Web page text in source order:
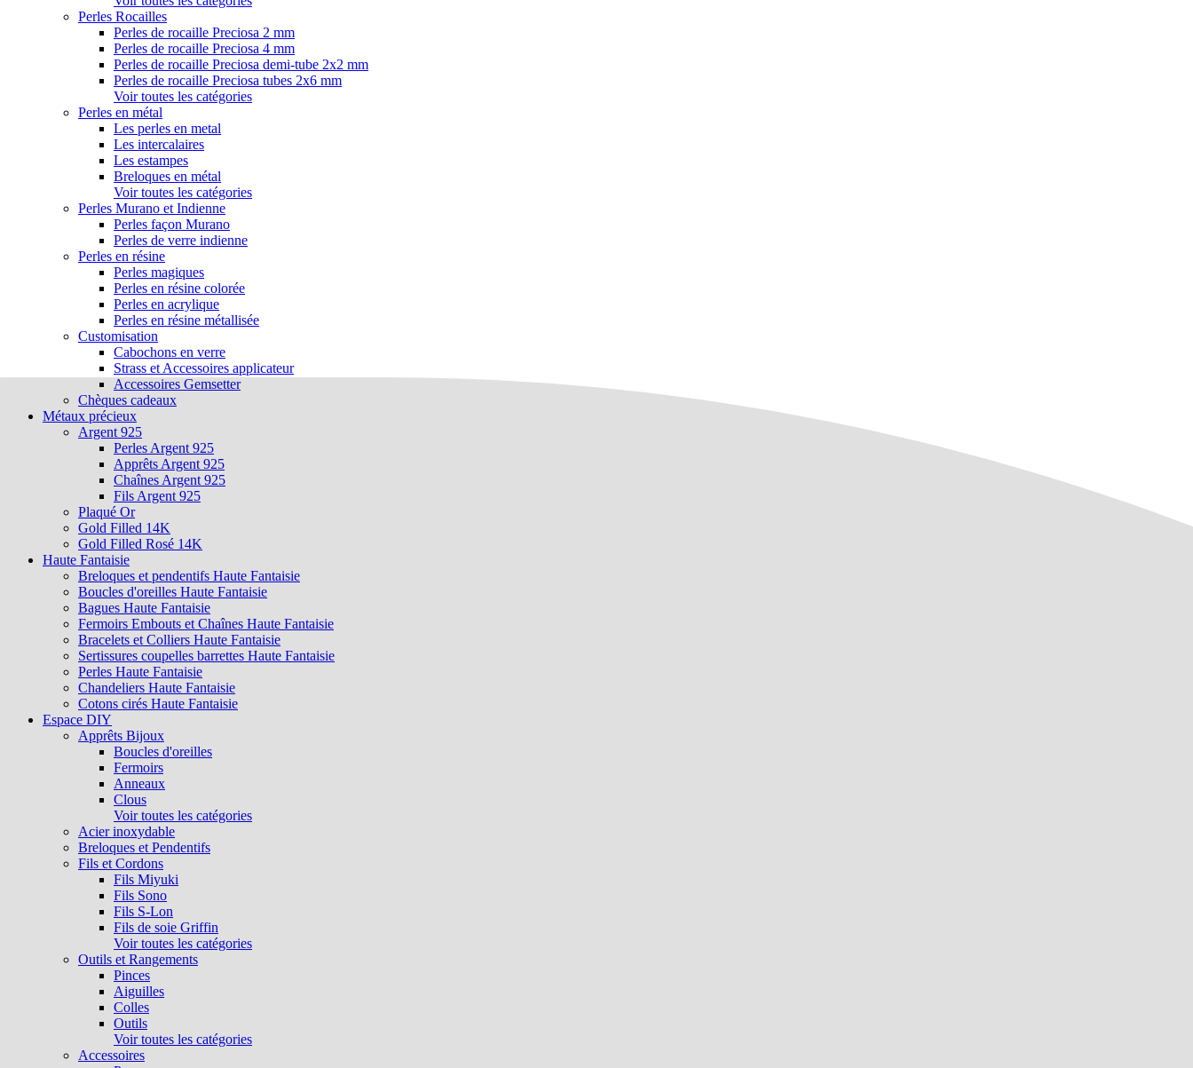
Perles Rocailles
Perles de rocaille Preciosa 2 mm
Perles de rocaille Preciosa 4 mm
Perles de rocaille Preciosa demi-tube 2x2 mm
Perles de rocaille Preciosa tubes 2x6 mm
Voir toutes les catégories
Perles en métal
Les perles en metal
Les intercalaires
Les estampes
Breloques en métal
Voir toutes les catégories
Perles Murano et Indienne
Perles façon Murano
Perles de verre indienne
Perles en résine
Perles magiques
Perles en résine colorée
Perles en acrylique
Perles en résine métallisée
Customisation
Cabochons en verre
Strass et Accessoires applicateur
Accessoires Gemsetter
Chèques cadeaux
Métaux précieux
Argent 925
Perles Argent 925
Apprêts Argent 925
Chaînes Argent 925
Fils Argent 925
Plaqué Or
Gold Filled 14K
Gold Filled Rosé 14K
Haute Fantaisie
Breloques et pendentifs Haute Fantaisie
Boucles d'oreilles Haute Fantaisie
Bagues Haute Fantaisie
Fermoirs Embouts et Chaînes Haute Fantaisie
Bracelets et Colliers Haute Fantaisie
Sertissures coupelles barrettes Haute Fantaisie
Perles Haute Fantaisie
Chandeliers Haute Fantaisie
Cotons cirés Haute Fantaisie
Espace DIY
Apprêts Bijoux
Boucles d'oreilles
Fermoirs
Anneaux
Clous
Voir toutes les catégories
Acier inoxydable
Breloques et Pendentifs
Fils et Cordons
Fils Miyuki
Fils Sono
Fils S-Lon
Fils de soie Griffin
Voir toutes les catégories
Outils et Rangements
Pinces
Aiguilles
Colles
Outils
Voir toutes les catégories
Accessoires